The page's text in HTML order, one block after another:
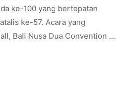
ke-100 yang bertepatan
ke-57. Acara yang
Bali Nusa Dua Convention …